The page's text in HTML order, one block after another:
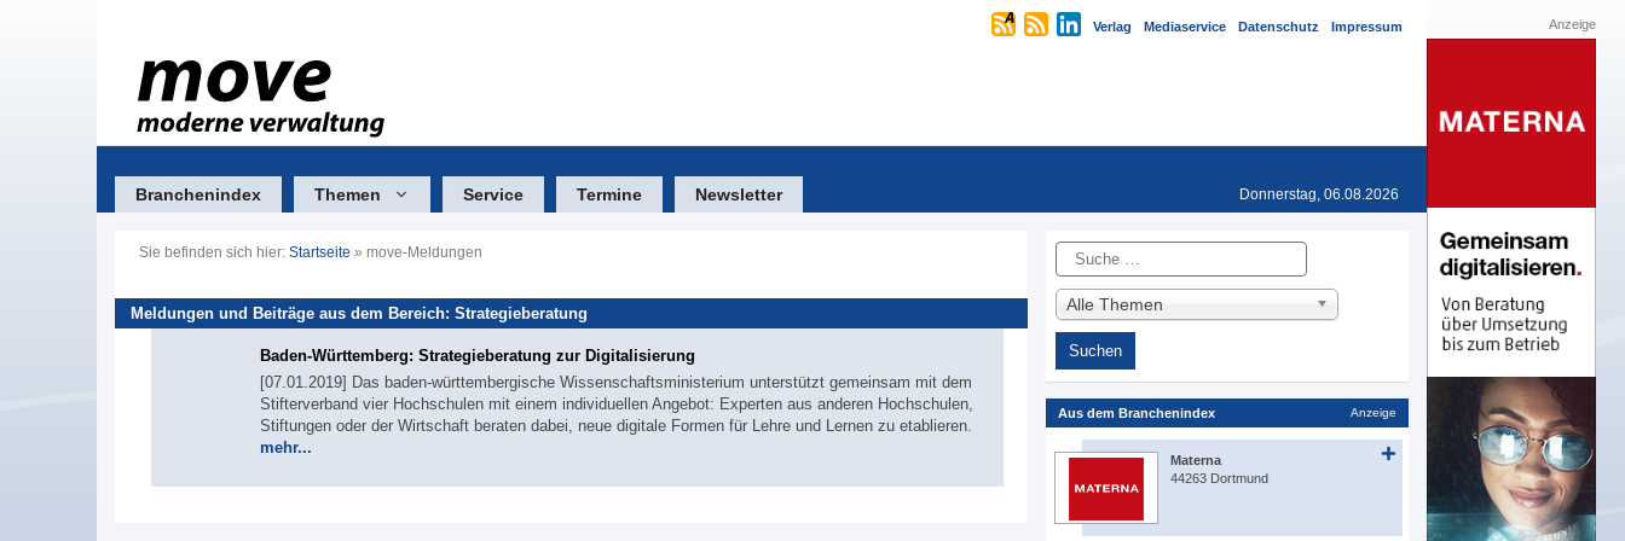
Verlag Mediaservice Datenschutz Impressum
Branchenindex Themen Service Termine Newsletter Donnerstag, 06.08.2026
Sie befinden sich hier: Startseite » move-Meldungen
Meldungen und Beiträge aus dem Bereich: Strategieberatung
Baden-Württemberg: Strategieberatung zur Digitalisierung
[07.01.2019] Das baden-württembergische Wissenschaftsministerium unterstützt gemeinsam mit dem
Stifterverband vier Hochschulen mit einem individuellen Angebot: Experten aus anderen Hochschulen,
Stiftungen oder der Wirtschaft beraten dabei, neue digitale Formen für Lehre und Lernen zu etablieren.
mehr...
Suche
Alle Themen
Aus dem Branchenindex Anzeige
Materna
44263 Dortmund
Anzeige